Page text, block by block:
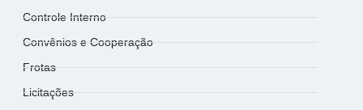
Controle Interno
Convênios e Cooperação
Frotas
Licitações